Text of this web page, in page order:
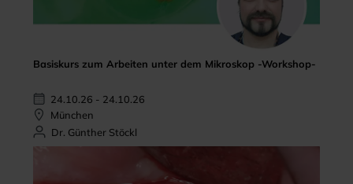
Basiskurs zum Arbeiten unter dem Mikroskop -Workshop-
24.10.26 - 24.10.26
München
Dr. Günther Stöckl